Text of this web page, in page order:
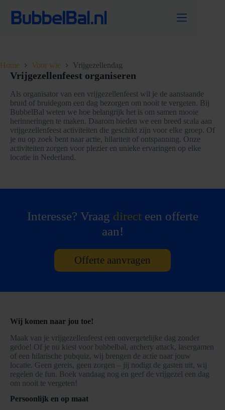
naar
Home Voor wie Vrijgezellendag
Vrijgezellenfeest organiseren
Als organisator van een vrijgezellenfeest wil je de aanstaande
bruid of bruidegom een dag bezorgen om nooit te vergeten. Bij
BubbelBal weten we hoe belangrijk het is om samen mooie
herinneringen te maken. Daarom bieden we een breed scala aan
vrijgezellenfeest activiteiten die geschikt zijn voor elke groep. Of
je nu op zoek bent naar actie, hilariteit of ontspanning. Onze
activiteiten zorgen voor plezier en unieke ervaringen op elke
locatie in Nederland.
Interesse? Vraag directeen offerte
aan!
Offerte aanvragen
Wij komen naar jou toe!
Maak van je vrijgezellenfeest een onvergetelijke dag zonder
gedoe! Of je nu kiest voor bubbelbal, archery attack, lasergamen
of een hilarische pubquiz, wij brengen de actie naar jouw
locatie. Geen gereis, geen zorgen – jij nodigt de gasten uit, wij
regelen de fun. Boek vandaag nog en geef de vrijgezel een dag
om nooit te vergeten!
Persoonlijk en op maat